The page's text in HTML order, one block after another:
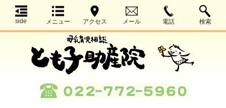
side メニュー アクセス メール 電話 検索